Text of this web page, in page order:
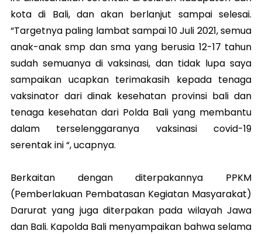
kota di Bali, dan akan berlanjut sampai selesai.
“Targetnya paling lambat sampai 10 Juli 2021, semua
anak-anak smp dan sma yang berusia 12-17 tahun
sudah semuanya di vaksinasi, dan tidak lupa saya
sampaikan ucapkan terimakasih kepada tenaga
vaksinator dari dinak kesehatan provinsi bali dan
tenaga kesehatan dari Polda Bali yang membantu
dalam terselenggaranya vaksinasi covid-19
serentak ini “, ucapnya.
Berkaitan dengan diterpakannya PPKM
(Pemberlakuan Pembatasan Kegiatan Masyarakat)
Darurat yang juga diterpakan pada wilayah Jawa
dan Bali. Kapolda Bali menyampaikan bahwa selama